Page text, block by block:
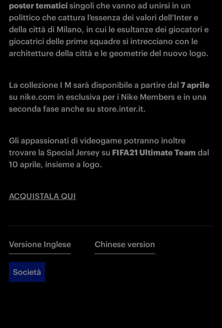
poster tematici singoli che vanno ad unirsi in un
polittico che cattura l’essenza dei valori dell’Inter e
della città di Milano, in cui le esultanze dei giocatori e
giocatrici delle prime squadre si intrecciano con le
architetture della città e le geometrie del nuovo logo.
La collezione I M sarà disponibile a partire dal 7 aprile
su nike.com in esclusiva per i Nike Members e in una
seconda fase anche su store.inter.it.
Gli appassionati di videogame potranno inoltre
trovare la Special Jersey su FIFA21 Ultimate Team dal
10 aprile, insieme a logo.
ACQUISTALA QUI
Versione Inglese Chinese version
Società